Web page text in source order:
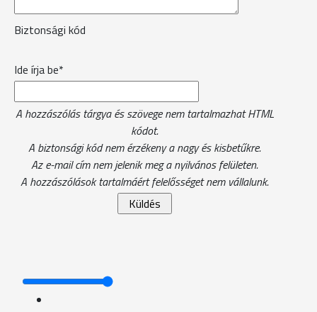
Biztonsági kód
Ide írja be*
A hozzászólás tárgya és szövege nem tartalmazhat HTML
kódot.
A biztonsági kód nem érzékeny a nagy és kisbetűkre.
Az e-mail cím nem jelenik meg a nyilvános felületen.
A hozzászólások tartalmáért felelősséget nem vállalunk.